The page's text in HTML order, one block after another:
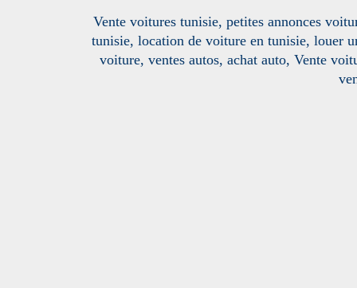
Vente voitures tunisie, petites annonces
tunisie, location de voiture en tunisie, louer
voiture, ventes autos, achat auto, Vente